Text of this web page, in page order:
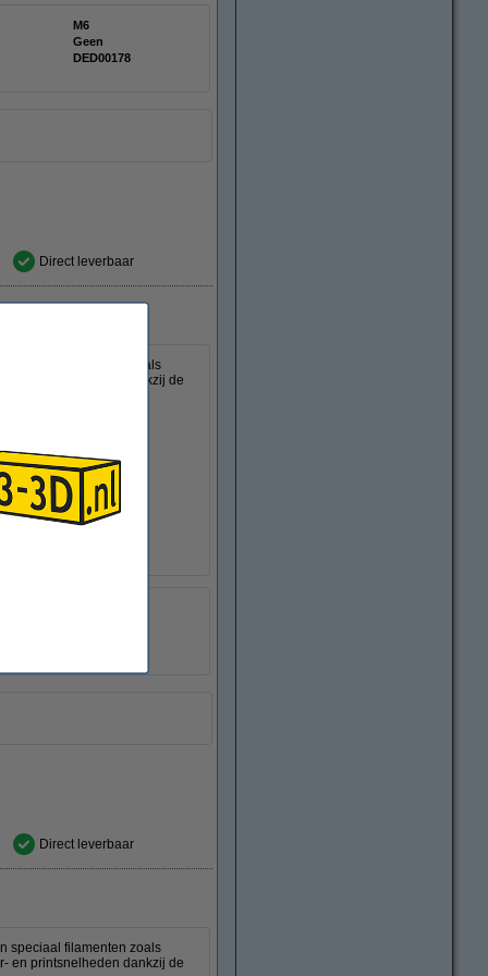
M6
Geen
DED00178
Direct leverbaar
speciaal filamenten zoals
en printsnelheden dankzij de
van 1,00 mm.
Direct leverbaar
speciaal filamenten zoals
en printsnelheden dankzij de